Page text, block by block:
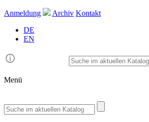
Anmeldung Archiv Kontakt
DE
EN
Menü